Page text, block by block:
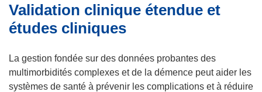
Validation clinique étendue et
études cliniques
La gestion fondée sur des données probantes des
multimorbidités complexes et de la démence peut aider les
systèmes de santé à prévenir les complications et à réduire